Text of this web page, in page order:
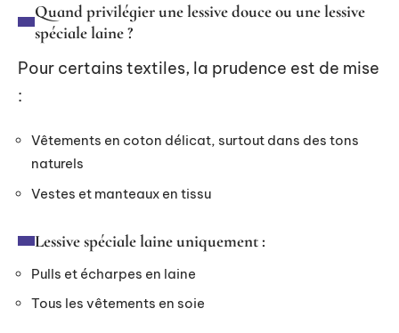
Quand privilégier une lessive douce ou une lessive
spéciale laine ?
Pour certains textiles, la prudence est de mise
:
Vêtements en coton délicat, surtout dans des tons
naturels
Vestes et manteaux en tissu
Lessive spéciale laine uniquement :
Pulls et écharpes en laine
Tous les vêtements en soie